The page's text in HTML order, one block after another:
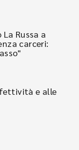
Russa a
carceri:
e alle